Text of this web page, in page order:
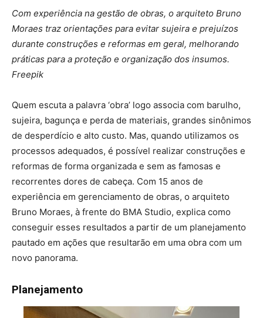
Com experiência na gestão de obras, o arquiteto Bruno
Moraes traz orientações para evitar sujeira e prejuízos
durante construções e reformas em geral, melhorando
práticas para a proteção e organização dos insumos.
Freepik
Quem escuta a palavra ‘obra’ logo associa com barulho,
sujeira, bagunça e perda de materiais, grandes sinônimos
de desperdício e alto custo. Mas, quando utilizamos os
processos adequados, é possível realizar construções e
reformas de forma organizada e sem as famosas e
recorrentes dores de cabeça. Com 15 anos de
experiência em gerenciamento de obras, o arquiteto
Bruno Moraes, à frente do BMA Studio, explica como
conseguir esses resultados a partir de um planejamento
pautado em ações que resultarão em uma obra com um
novo panorama.
Planejamento